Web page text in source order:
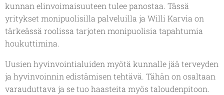
kunnan elinvoimaisuuteen tulee panostaa. Tässä
yritykset monipuolisilla palveluilla ja Willi Karvia on
tärkeässä roolissa tarjoten monipuolisia tapahtumia
houkuttimina.
Uusien hyvinvointialuiden myötä kunnalle jää terveyden
ja hyvinvoinnin edistämisen tehtävä. Tähän on osaltaan
varauduttava ja se tuo haasteita myös taloudenpitoon.